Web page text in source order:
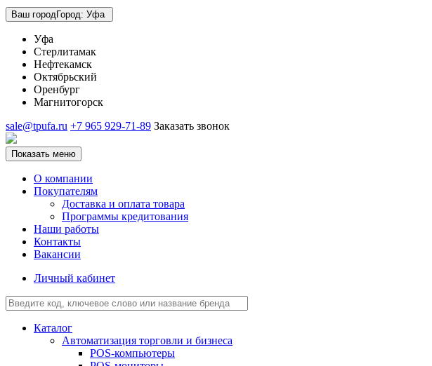
Ваш городГород: Уфа
Уфа
Стерлитамак
Нефтекамск
Октябрьский
Оренбург
Магнитогорск
sale@tpufa.ru +7 965 929-71-89 Заказать звонок
Показать меню
О компании
Покупателям
Доставка и оплата товара
Программы кредитования
Наши работы
Контакты
Вакансии
Личный кабинет
Каталог
Автоматизация торговли и бизнеса
POS-компьютеры